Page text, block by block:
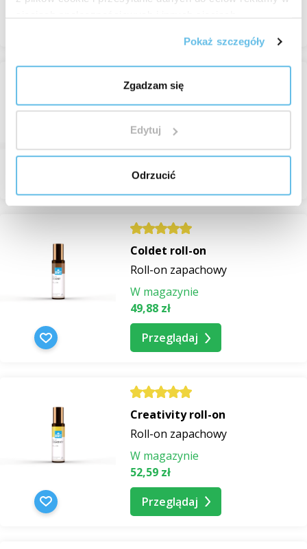
Pokaż szczegóły
Zgadzam się
Edytuj
Odrzucić
Przeglądaj
Coldet Light roll-on
Roll-on zapachowy
W magazynie
Przeglądaj
Coldet roll-on
Roll-on zapachowy
W magazynie
49,88 zł
Przeglądaj
Creativity roll-on
Roll-on zapachowy
W magazynie
52,59 zł
Przeglądaj